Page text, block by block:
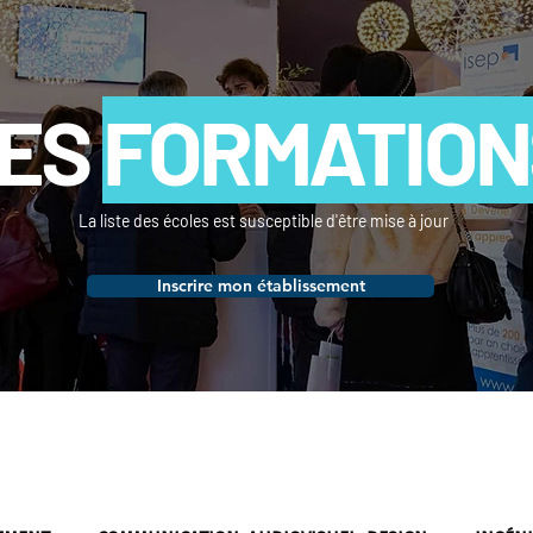
La liste des écoles est susceptible d'être mise à jour
Inscrire mon établissement